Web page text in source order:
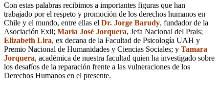
Con estas palabras recibimos a importantes figuras que han
trabajado por el respeto y promoción de los derechos humanos en
Chile y el mundo, entre ellas el Dr. Jorge Barudy, fundador de la
Asociación Exil; María José Jorquera, Jefa Nacional del Prais;
Elizabeth Lira, ex decana de la Facultad de Psicología UAH y
Premio Nacional de Humanidades y Ciencias Sociales; y Tamara
Jorquera, académica de nuestra facultad quien ha investigado sobre
los desafíos de la reparación frente a las vulneraciones de los
Derechos Humanos en el presente.